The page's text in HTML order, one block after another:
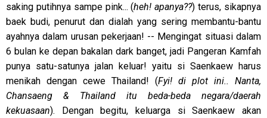
saking putihnya sampe pink... (heh! apanya??) terus, sikapnya
baek budi, penurut dan dialah yang sering membantu-bantu
ayahnya dalam urusan pekerjaan! -- Mengingat situasi dalam
6 bulan ke depan bakalan dark banget, jadi Pangeran Kamfah
punya satu-satunya jalan keluar! yaitu si Saenkaew harus
menikah dengan cewe Thailand! (Fyi! di plot ini.. Nanta,
Chansaeng & Thailand itu beda-beda negara/daerah
kekuasaan). Dengan begitu, keluarga si Saenkaew akan